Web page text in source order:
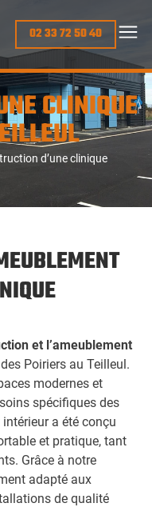
02 33 72 50 40
CLINIQUE
d’une clinique
et l’ameublement
Poiriers au Teilleul.
modernes et
spécifiques des
a été conçu
et pratique, tant
Grâce à notre
adapté aux
de qualité